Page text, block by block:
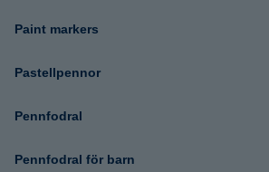
Paint markers
Pastellpennor
Pennfodral
Pennfodral för barn